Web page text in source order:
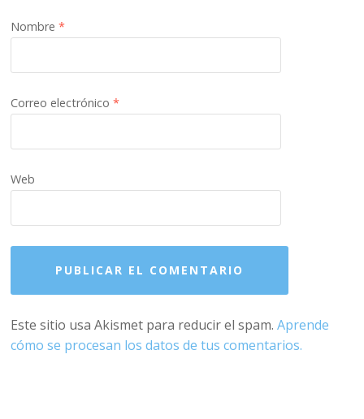
Nombre*
Correo electrónico*
Web
Este sitio usa Akismet para reducir el spam.Aprende
cómo se procesan los datos de tus comentarios.